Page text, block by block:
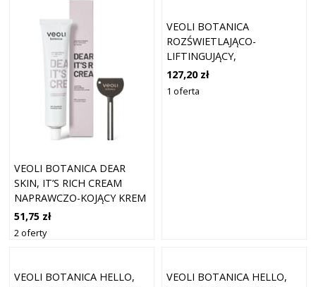
VEOLI BOTANICA DEAR
SKIN, IT’S RICH CREAM
NAPRAWCZO-KOJĄCY KREM
OKLUZYJNY DO TWARZY
KREMY NA NOC 75 ML
51,75 zł
2 oferty
VEOLI BOTANICA
ROZŚWIETLAJĄCO-
LIFTINGUJĄCY,
SENOLITYCZNY KREM DO
TWARZY KREMY NA DZIEŃ
127,20 zł
1 oferta
VEOLI BOTANICA HELLO,
VEOLI BOTANICA HELLO,